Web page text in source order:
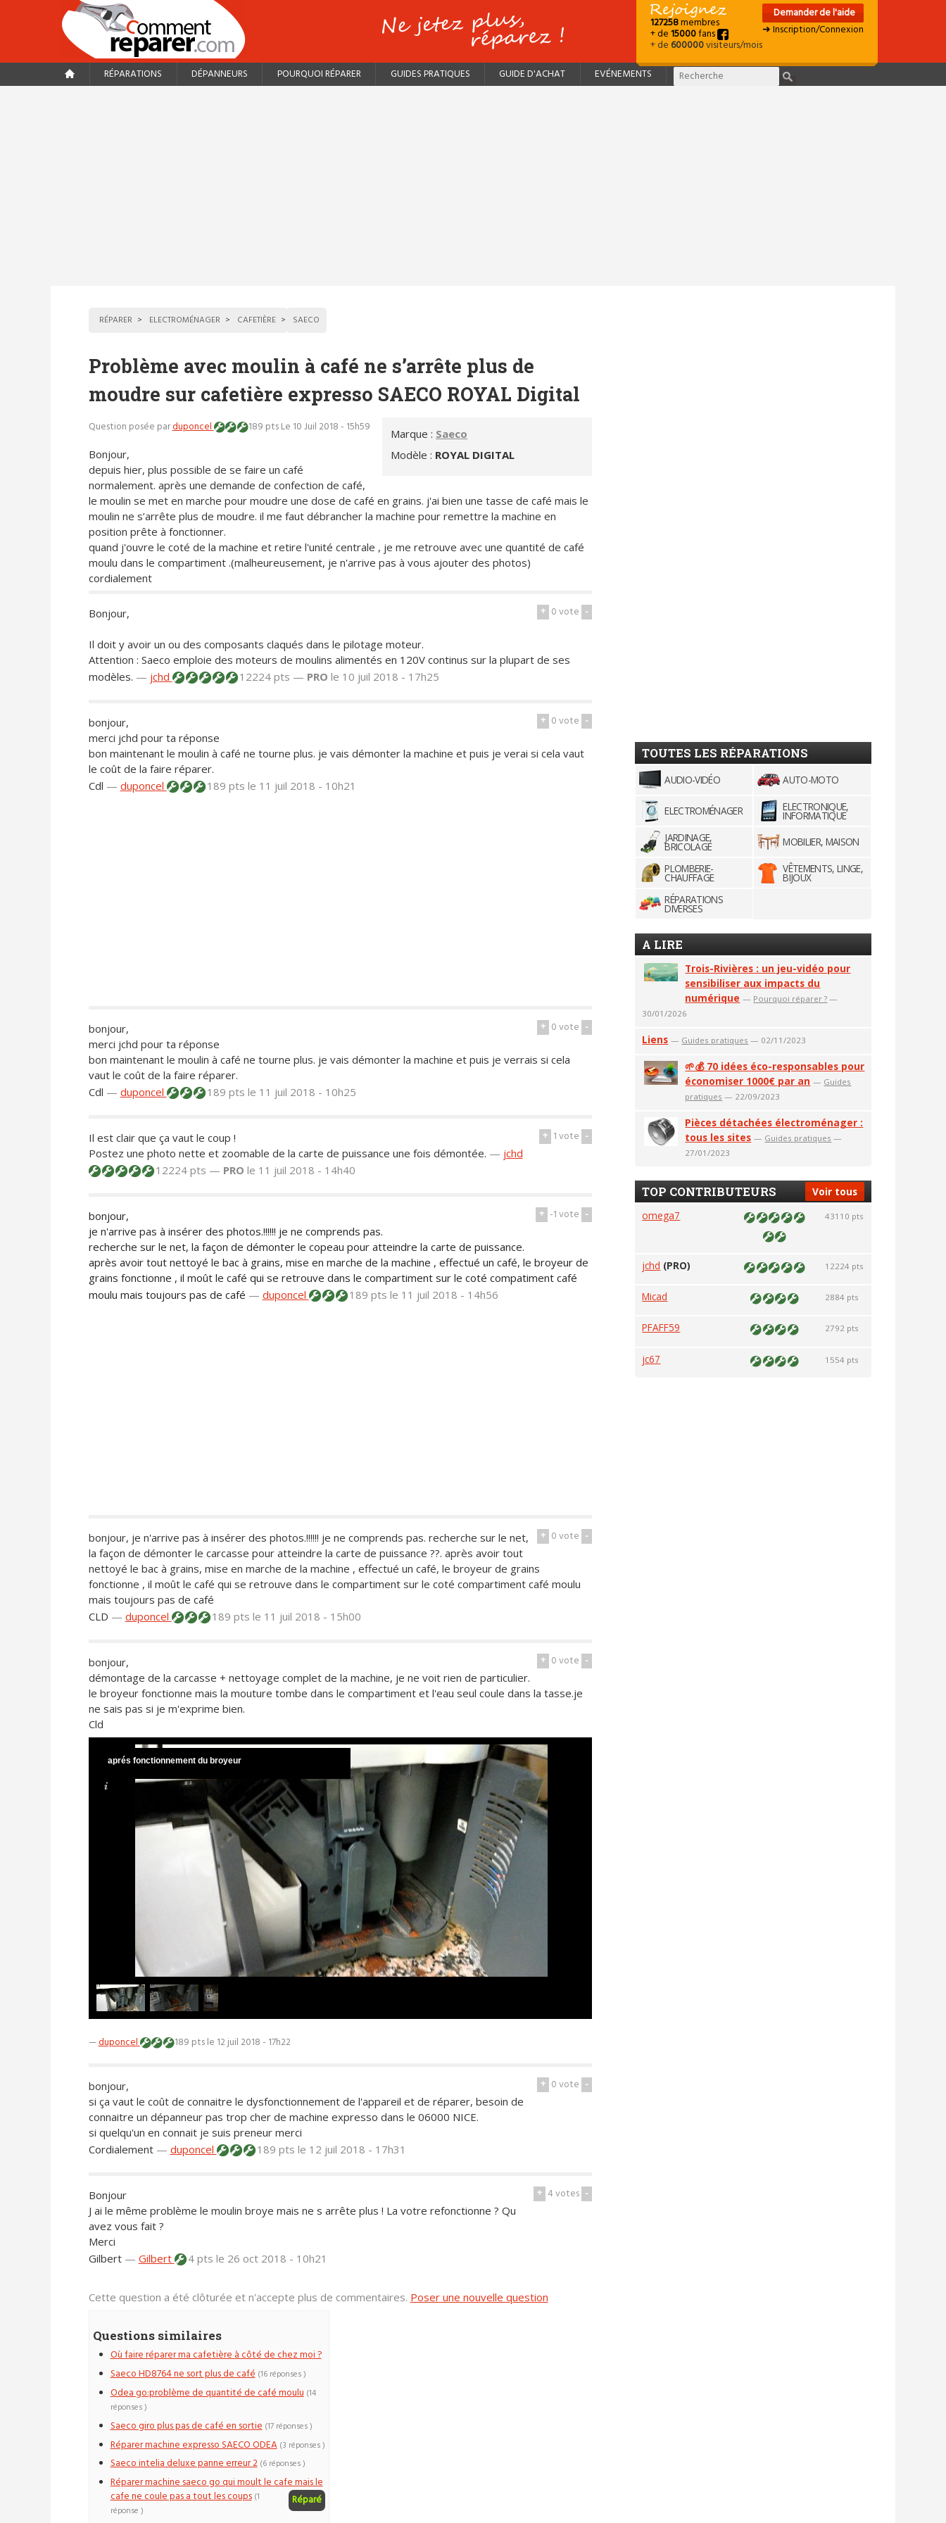
127258membres
+ de15000fans
+ de600000visiteurs/mois
Demander de l'aide
➜ Inscription/Connexion
RÉPARATIONS DÉPANNEURS POURQUOI RÉPARER GUIDES PRATIQUES GUIDE D'ACHAT EVÉNEMENTS
RÉPARER ELECTROMÉNAGER CAFETIÈRE SAECO
Problème avec moulin à café ne s’arrête plus de
moudre sur cafetière expresso SAECO ROYAL Digital
Marque : Saeco
Modèle : ROYAL DIGITAL
Question posée parduponcel 189 ptsLe 10 Juil 2018 - 15h59
Bonjour,
depuis hier, plus possible de se faire un café
normalement. après une demande de confection de café,
le moulin se met en marche pour moudre une dose de café en grains. j'ai bien une tasse de café mais le
moulin ne s’arrête plus de moudre. il me faut débrancher la machine pour remettre la machine en
position prête à fonctionner.
quand j'ouvre le coté de la machine et retire l'unité centrale , je me retrouve avec une quantité de café
moulu dans le compartiment .(malheureusement, je n'arrive pas à vous ajouter des photos)
cordialement
+ 0vote -
Bonjour,
Il doit y avoir un ou des composants claqués dans le pilotage moteur.
Attention : Saeco emploie des moteurs de moulins alimentés en 120V continus sur la plupart de ses
modèles. — jchd 12224 pts — PRO le 10 juil 2018 - 17h25
+ 0vote -
bonjour,
merci jchd pour ta réponse
bon maintenant le moulin à café ne tourne plus. je vais démonter la machine et puis je verai si cela vaut
le coût de la faire réparer.
Cdl — duponcel 189 pts le 11 juil 2018 - 10h21
+ 0vote -
bonjour,
merci jchd pour ta réponse
bon maintenant le moulin à café ne tourne plus. je vais démonter la machine et puis je verrais si cela
vaut le coût de la faire réparer.
Cdl — duponcel 189 pts le 11 juil 2018 - 10h25
+ 1vote -
Il est clair que ça vaut le coup !
Postez une photo nette et zoomable de la carte de puissance une fois démontée. — jchd
12224 pts — PRO le 11 juil 2018 - 14h40
+ -1vote -
bonjour,
je n'arrive pas à insérer des photos.!!!!!! je ne comprends pas.
recherche sur le net, la façon de démonter le copeau pour atteindre la carte de puissance.
après avoir tout nettoyé le bac à grains, mise en marche de la machine , effectué un café, le broyeur de
grains fonctionne , il moût le café qui se retrouve dans le compartiment sur le coté compatiment café
moulu mais toujours pas de café — duponcel 189 pts le 11 juil 2018 - 14h56
+ 0vote -
bonjour, je n'arrive pas à insérer des photos.!!!!!! je ne comprends pas. recherche sur le net,
la façon de démonter le carcasse pour atteindre la carte de puissance ??. après avoir tout
nettoyé le bac à grains, mise en marche de la machine , effectué un café, le broyeur de grains
fonctionne , il moût le café qui se retrouve dans le compartiment sur le coté compartiment café moulu
mais toujours pas de café
CLD — duponcel 189 pts le 11 juil 2018 - 15h00
+ 0vote -
bonjour,
démontage de la carcasse + nettoyage complet de la machine, je ne voit rien de particulier.
le broyeur fonctionne mais la mouture tombe dans le compartiment et l'eau seul coule dans la tasse.je
ne sais pas si je m'exprime bien.
Cld
aprés fonctionnement du broyeur
—duponcel 189 ptsle 12 juil 2018 - 17h22
+ 0vote -
bonjour,
si ça vaut le coût de connaitre le dysfonctionnement de l'appareil et de réparer, besoin de
connaitre un dépanneur pas trop cher de machine expresso dans le 06000 NICE.
si quelqu'un en connait je suis preneur merci
Cordialement — duponcel 189 pts le 12 juil 2018 - 17h31
+ 4votes -
Bonjour
J ai le même problème le moulin broye mais ne s arrête plus ! La votre refonctionne ? Qu
avez vous fait ?
Merci
Gilbert — Gilbert 4 pts le 26 oct 2018 - 10h21
Cette question a été clôturée et n'accepte plus de commentaires. Poser une nouvelle question
Questions similaires
Où faire réparer ma cafetière à côté de chez moi ?
Saeco HD8764 ne sort plus de café (16 réponses )
Odea go:problème de quantité de café moulu (14
réponses )
Saeco giro plus pas de café en sortie (17 réponses )
Réparer machine expresso SAECO ODEA (3 réponses )
Saeco intelia deluxe panne erreur 2 (6 réponses )
Réparer machine saeco go qui moult le cafe mais le
cafe ne coule pas a tout les coups
Réparé
(1
réponse )
TOUTES LES RÉPARATIONS
AUDIO-VIDÉO AUTO-MOTO
ELECTROMÉNAGER ELECTRONIQUE,
INFORMATIQUE
JARDINAGE,
BRICOLAGE
MOBILIER, MAISON
PLOMBERIE-
CHAUFFAGE
VÊTEMENTS, LINGE,
BIJOUX
RÉPARATIONS
DIVERSES
A LIRE
Trois-Rivières : un jeu-vidéo pour
sensibiliser aux impacts du
numérique — Pourquoi réparer ? —
30/01/2026
Liens — Guides pratiques — 02/11/2023
🌱💰 70 idées éco-responsables pour
économiser 1000€ par an — Guides
pratiques — 22/09/2023
Pièces détachées électroménager :
tous les sites — Guides pratiques —
27/01/2023
Voir tous
TOP CONTRIBUTEURS
omega7 43110 pts
jchd (PRO) 12224 pts
Micad 2884 pts
PFAFF59 2792 pts
jc67 1554 pts